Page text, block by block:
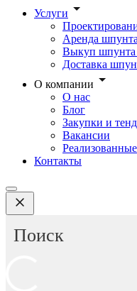
Услуги
Аренда
Выкуп шпунта
Доставка
О компании
О нас
Блог
Закупки и
Вакансии
Контакты